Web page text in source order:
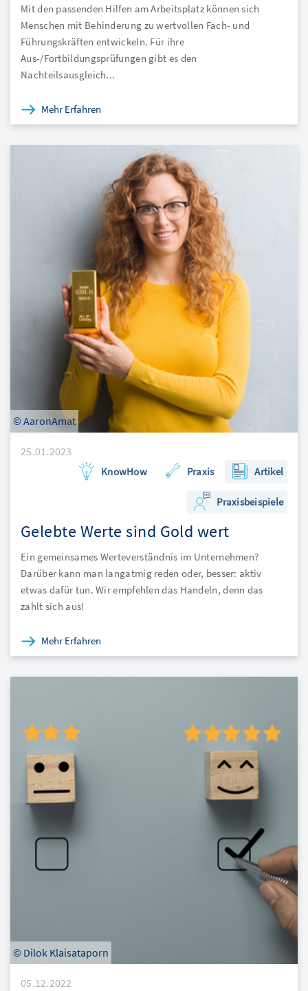
Mit den passenden Hilfen am Arbeitsplatz können sich
Menschen mit Behinderung zu wertvollen Fach- und
Führungskräften entwickeln. Für ihre
Aus-/Fortbildungsprüfungen gibt es den
Nachteilsausgleich...
Mehr Erfahren
© AaronAmat
25.01.2023
KnowHow Praxis Artikel
Praxisbeispiele
Gelebte Werte sind Gold wert
Ein gemeinsames Werteverständnis im Unternehmen?
Darüber kann man langatmig reden oder, besser: aktiv
etwas dafür tun. Wir empfehlen das Handeln, denn das
zahlt sich aus!
Mehr Erfahren
© Dilok Klaisataporn
05.12.2022